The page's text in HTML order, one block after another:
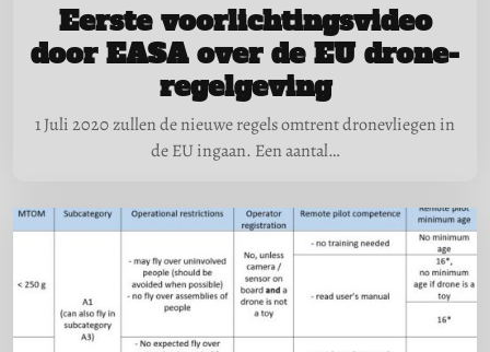
Eerste voorlichtingsvideo
door EASA over de EU drone-
regelgeving
1 Juli 2020 zullen de nieuwe regels omtrent dronevliegen in
de EU ingaan. Een aantal…